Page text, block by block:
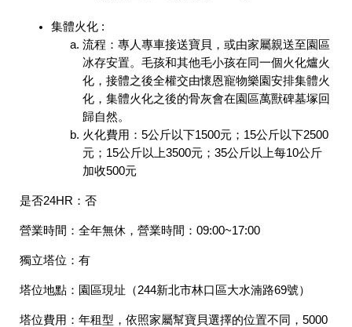
集體火化 :
流程：專人專車接送寶貝，或由家屬親送至園區
冰存安置。毛孩和其他毛小孩在同一個火化爐火
化，接體之後全權交由懷恩寵物樂園安排集體火
化，集體火化之後的骨灰會在園區萬獸碑墓塚回
歸自然。
火化費用：5公斤以下1500元；15公斤以下2500
元；15公斤以上3500元；35公斤以上每10公斤
加收500元
是否24HR： 否
營業時間： 全年無休，營業時間：09:00~17:00
獨立塔位： 有
塔位地點： 園區現址（244新北市林口區大水湳路69號）
塔位費用： 年租型，依照家屬幫寶貝選擇的位置不同，5000